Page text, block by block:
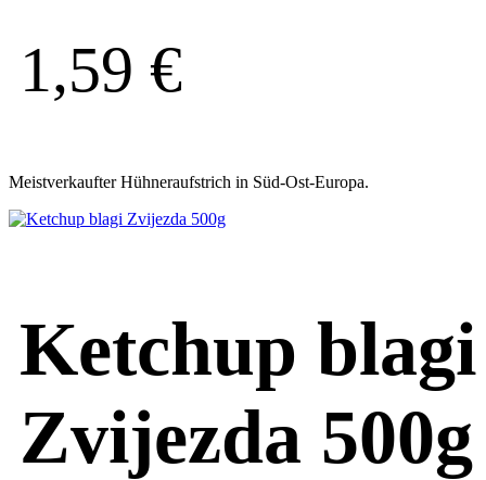
1,59 €
Meistverkaufter Hühneraufstrich in Süd-Ost-Europa.
Ketchup blagi
Zvijezda 500g